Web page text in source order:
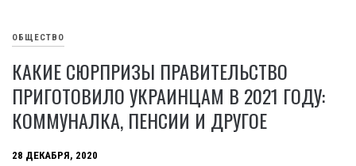
ОБЩЕСТВО
КАКИЕ СЮРПРИЗЫ ПРАВИТЕЛЬСТВО
ПРИГОТОВИЛО УКРАИНЦАМ В 2021 ГОДУ:
КОММУНАЛКА, ПЕНСИИ И ДРУГОЕ
28 ДЕКАБРЯ, 2020